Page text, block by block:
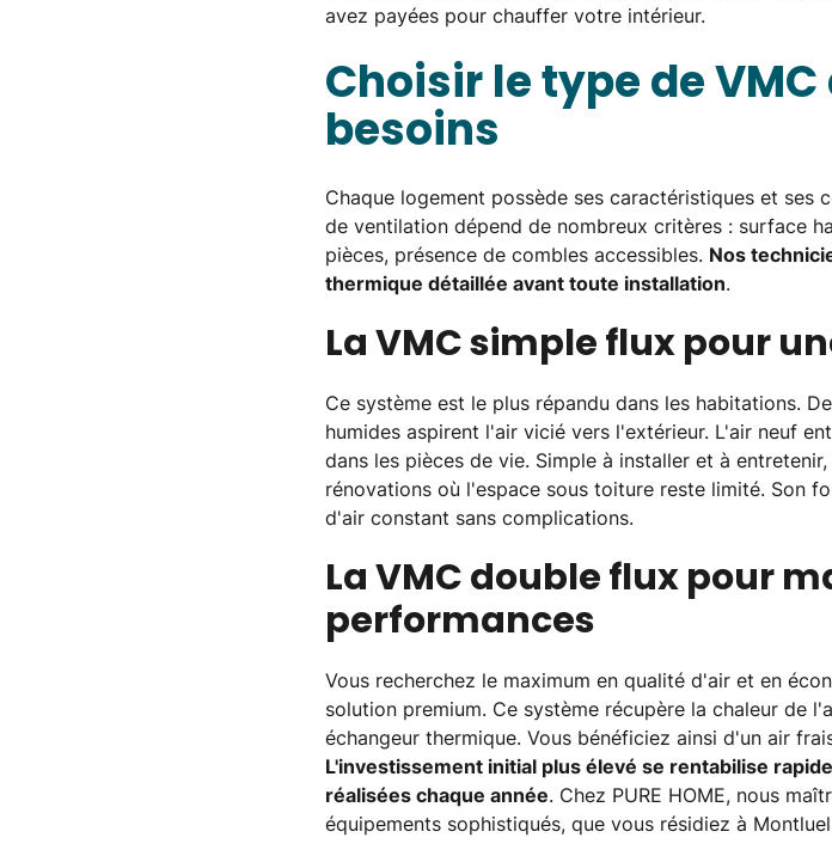
avez payées pour chauffer votre intérieur.
Choisir le type de
besoins
Chaque logement possède ses caractéristiques et
de ventilation dépend de nombreux critères : surface
pièces, présence de combles accessibles. Nos
thermique détaillée avant toute installation.
La VMC simple flux pour
Ce système est le plus répandu dans les habitations.
humides aspirent l'air vicié vers l'extérieur. L'air neuf
dans les pièces de vie. Simple à installer et à
rénovations où l'espace sous toiture reste limité. Son
d'air constant sans complications.
La VMC double flux pour
performances
Vous recherchez le maximum en qualité d'air et en
solution premium. Ce système récupère la chaleur de
échangeur thermique. Vous bénéficiez ainsi d'un air
L'investissement initial plus élevé se rentabilise
réalisées chaque année. Chez PURE HOME, nous
équipements sophistiqués, que vous résidiez à